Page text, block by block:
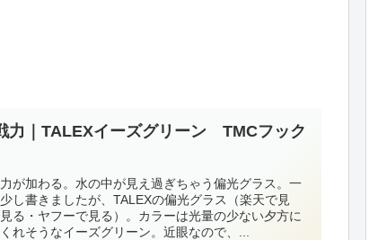
力｜TALEXイーズグリーン TMCフック
が加わる。水の中が見え過ぎちゃう偏光グラス。一
し書きましたが、TALEXの偏光グラス（楽天で見
る・ヤフーで見る）。カラーは光量の少ない夕方に
れそうなイーズグリーン。近眼なので、...